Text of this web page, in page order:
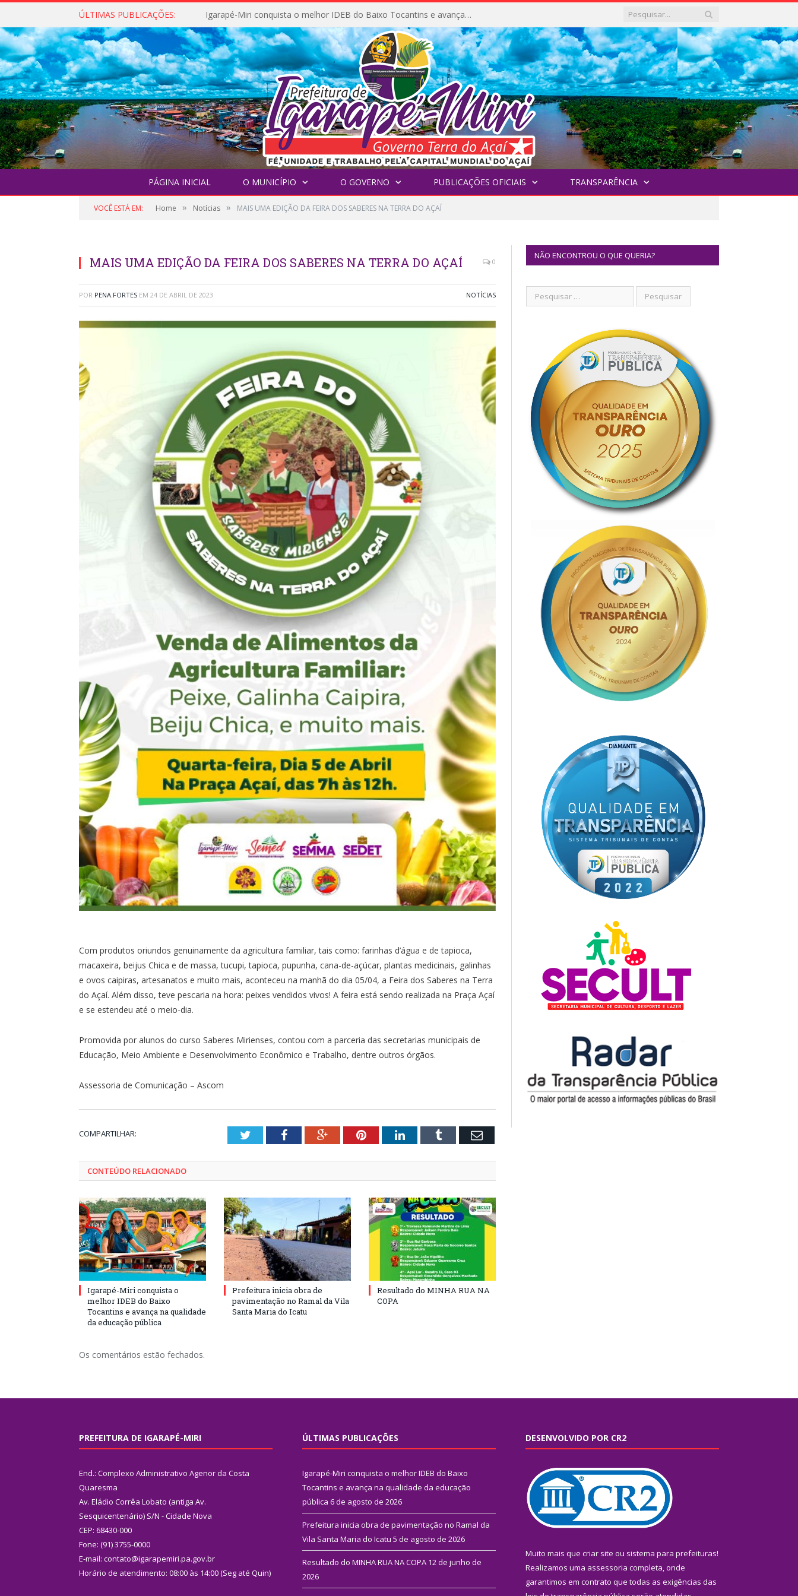
ÚLTIMAS PUBLICAÇÕES: Igarapé-Miri conquista o melhor IDEB do Baixo Tocantins e avança na qualidade da educação pública
PÁGINA INICIAL O MUNICÍPIO O GOVERNO PUBLICAÇÕES OFICIAIS TRANSPARÊNCIA
VOCÊ ESTÁ EM: Home » Notícias » MAIS UMA EDIÇÃO DA FEIRA DOS SABERES NA TERRA DO AÇAÍ
MAIS UMA EDIÇÃO DA FEIRA DOS SABERES NA TERRA DO AÇAÍ 0
POR PENA.FORTES EM 24 DE ABRIL DE 2023 NOTÍCIAS
Com produtos oriundos genuinamente da agricultura familiar, tais como: farinhas d’água e de tapioca,
macaxeira, beijus Chica e de massa, tucupi, tapioca, pupunha, cana-de-açúcar, plantas medicinais, galinhas
e ovos caipiras, artesanatos e muito mais, aconteceu na manhã do dia 05/04, a Feira dos Saberes na Terra
do Açaí. Além disso, teve pescaria na hora: peixes vendidos vivos! A feira está sendo realizada na Praça Açaí
e se estendeu até o meio-dia.
Promovida por alunos do curso Saberes Mirienses, contou com a parceria das secretarias municipais de
Educação, Meio Ambiente e Desenvolvimento Econômico e Trabalho, dentre outros órgãos.
Assessoria de Comunicação – Ascom
COMPARTILHAR: TwitterFacebookGoogle+PinterestLinkedInTumblr Email
CONTEÚDO RELACIONADO
Igarapé-Miri conquista o
melhor IDEB do Baixo
Tocantins e avança na qualidade
da educação pública
Prefeitura inicia obra de
pavimentação no Ramal da Vila
Santa Maria do Icatu
Resultado do MINHA RUA NA
COPA
Os comentários estão fechados.
NÃO ENCONTROU O QUE QUERIA?
PREFEITURA DE IGARAPÉ-MIRI
End.: Complexo Administrativo Agenor da Costa
Quaresma
Av. Eládio Corrêa Lobato (antiga Av.
Sesquicentenário) S/N - Cidade Nova
CEP: 68430-000
Fone: (91) 3755-0000
E-mail: contato@igarapemiri.pa.gov.br
Horário de atendimento: 08:00 às 14:00 (Seg até Quin)
ÚLTIMAS PUBLICAÇÕES
Igarapé-Miri conquista o melhor IDEB do Baixo
Tocantins e avança na qualidade da educação
pública 6 de agosto de 2026
Prefeitura inicia obra de pavimentação no Ramal da
Vila Santa Maria do Icatu 5 de agosto de 2026
Resultado do MINHA RUA NA COPA 12 de junho de
2026
DESENVOLVIDO POR CR2
Muito mais que criar site ou sistema para prefeituras!
Realizamos uma assessoria completa, onde
garantimos em contrato que todas as exigências das